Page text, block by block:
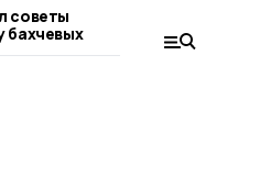
советы
бахчевых
граждан